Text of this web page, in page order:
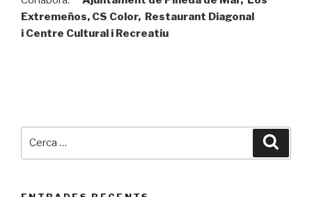
Extremeños, CS Color, Restaurant Diagonal
i Centre Cultural i Recreatiu